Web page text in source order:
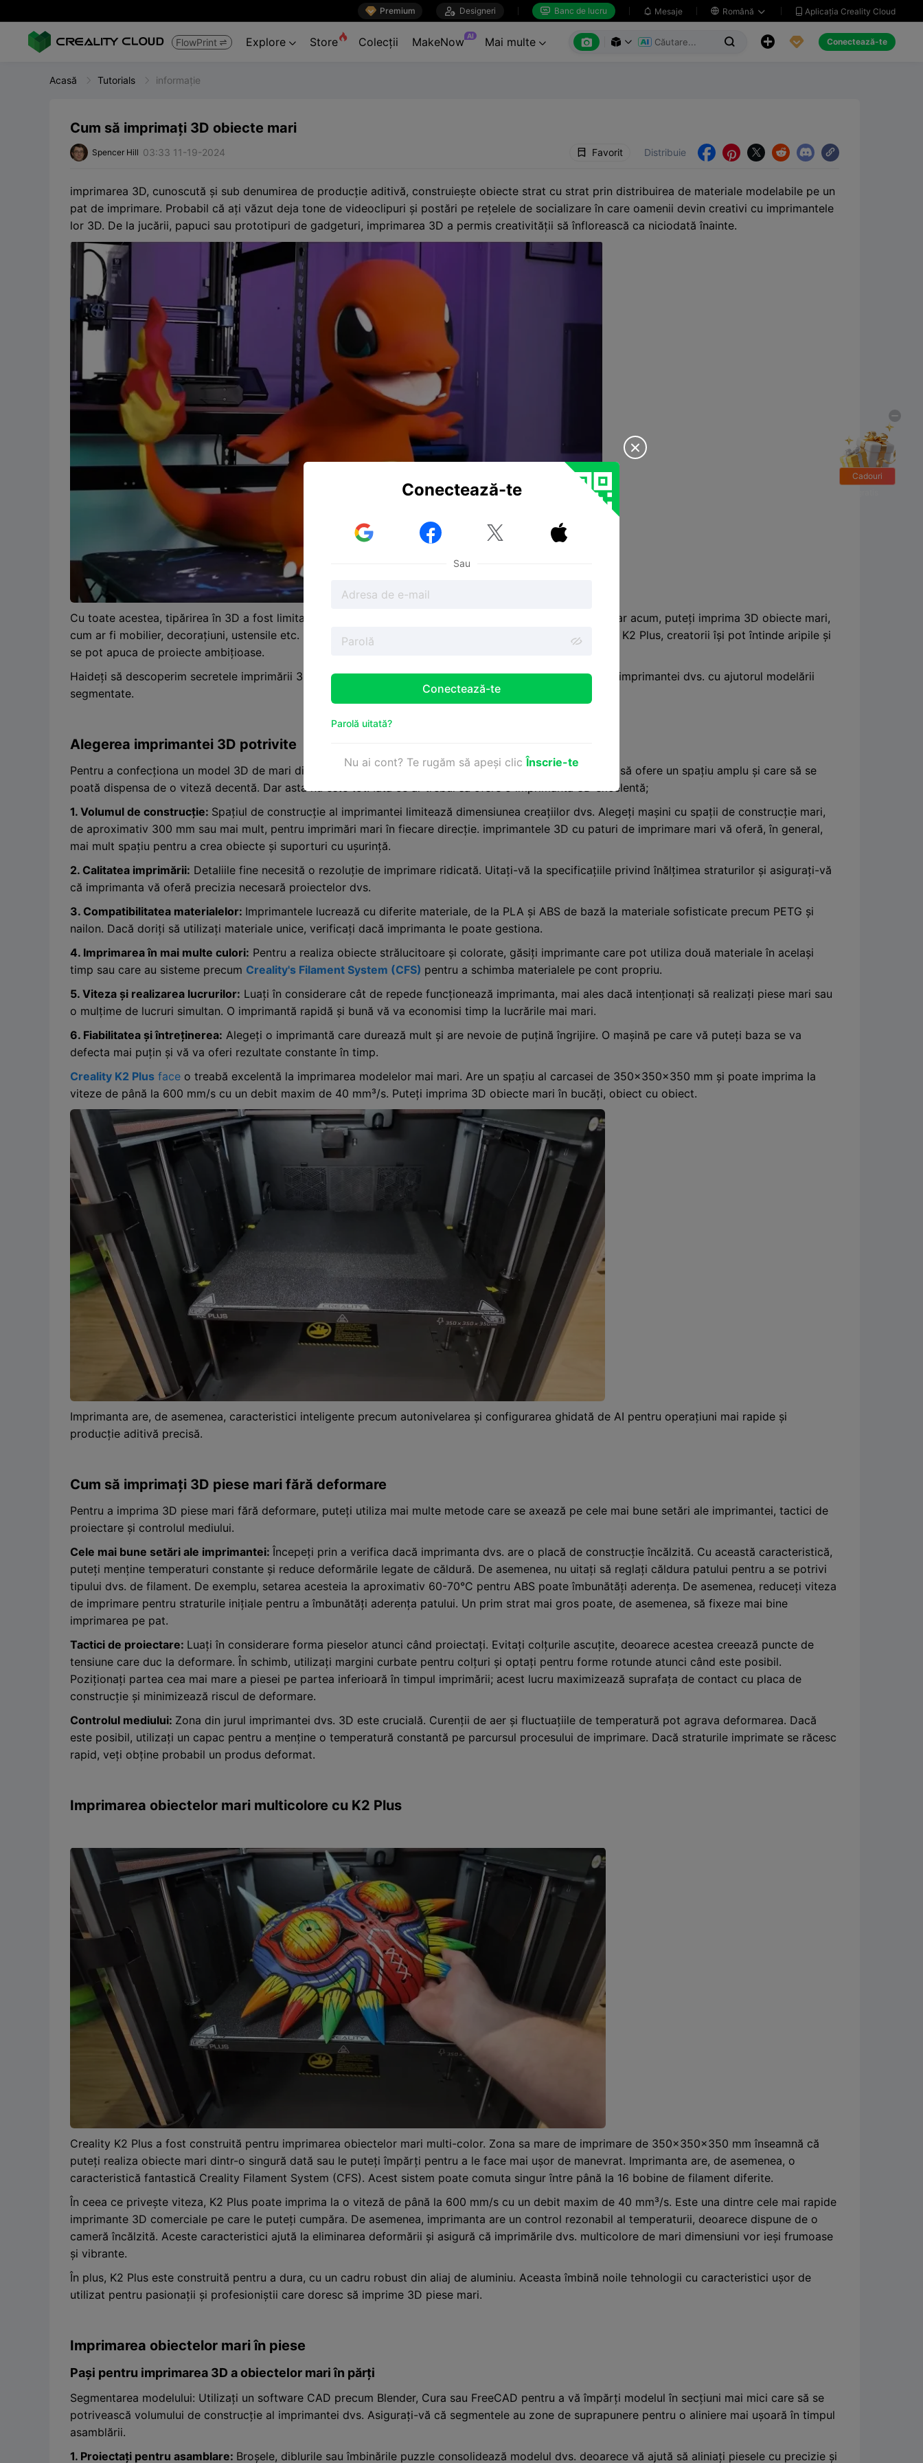
 Premium  Designeri  Banc de lucru  Mesaje  Română   Aplicația Creality Cloud
FlowPrint  Explore  Store Colecții MakeNow AI Mai multe        Conectează-te
Acasă Tutorials informație
Cum să imprimați 3D obiecte mari
Spencer Hill 03:33 11-19-2024 Favorit Distribuie     
imprimarea 3D, cunoscută și sub denumirea de producție aditivă, construiește obiecte strat cu strat prin distribuirea de materiale modelabile pe un
pat de imprimare. Probabil că ați văzut deja tone de videoclipuri și postări pe rețelele de socializare în care oamenii devin creativi cu imprimantele
lor 3D. De la jucării, papuci sau prototipuri de gadgeturi, imprimarea 3D a permis creativității să înflorească ca niciodată înainte.
Cu toate acestea, tipărirea în 3D a fost limitată la obiecte mici pentru o perioadă foarte lungă de timp. Dar acum, puteți imprima 3D obiecte mari,
cum ar fi mobilier, decorațiuni, ustensile etc. De când au început să sosească imprimante precum Creality K2 Plus, creatorii își pot întinde aripile și
se pot apuca de proiecte ambițioase.
Haideți să descoperim secretele imprimării 3D a pieselor mari și cum să folosim cel mai bine capacitățile imprimantei dvs. cu ajutorul modelării
segmentate.
Alegerea imprimantei 3D potrivite
Pentru a confecționa un model 3D de mari dimensiuni, este evident că aveți nevoie de o imprimantă care să ofere un spațiu amplu și care să se
poată dispensa de o viteză decentă. Dar asta nu este tot. Iată ce ar trebui să ofere o imprimantă 3D excelentă;
1. Volumul de construcție: Spațiul de construcție al imprimantei limitează dimensiunea creațiilor dvs. Alegeți mașini cu spații de construcție mari,
de aproximativ 300 mm sau mai mult, pentru imprimări mari în fiecare direcție. imprimantele 3D cu paturi de imprimare mari vă oferă, în general,
mai mult spațiu pentru a crea obiecte și suporturi cu ușurință.
2. Calitatea imprimării: Detaliile fine necesită o rezoluție de imprimare ridicată. Uitați-vă la specificațiile privind înălțimea straturilor și asigurați-vă
că imprimanta vă oferă precizia necesară proiectelor dvs.
3. Compatibilitatea materialelor: Imprimantele lucrează cu diferite materiale, de la PLA și ABS de bază la materiale sofisticate precum PETG și
nailon. Dacă doriți să utilizați materiale unice, verificați dacă imprimanta le poate gestiona.
4. Imprimarea în mai multe culori: Pentru a realiza obiecte strălucitoare și colorate, găsiți imprimante care pot utiliza două materiale în același
timp sau care au sisteme precum Creality's Filament System (CFS) pentru a schimba materialele pe cont propriu.
5. Viteza și realizarea lucrurilor: Luați în considerare cât de repede funcționează imprimanta, mai ales dacă intenționați să realizați piese mari sau
o mulțime de lucruri simultan. O imprimantă rapidă și bună vă va economisi timp la lucrările mai mari.
6. Fiabilitatea și întreținerea: Alegeți o imprimantă care durează mult și are nevoie de puțină îngrijire. O mașină pe care vă puteți baza se va
defecta mai puțin și vă va oferi rezultate constante în timp.
Creality K2 Plus face o treabă excelentă la imprimarea modelelor mai mari. Are un spațiu al carcasei de 350x350x350 mm și poate imprima la
viteze de până la 600 mm/s cu un debit maxim de 40 mm³/s. Puteți imprima 3D obiecte mari în bucăți, obiect cu obiect.
Imprimanta are, de asemenea, caracteristici inteligente precum autonivelarea și configurarea ghidată de AI pentru operațiuni mai rapide și
producție aditivă precisă.
Cum să imprimați 3D piese mari fără deformare
Pentru a imprima 3D piese mari fără deformare, puteți utiliza mai multe metode care se axează pe cele mai bune setări ale imprimantei, tactici de
proiectare și controlul mediului.
Cele mai bune setări ale imprimantei: Începeți prin a verifica dacă imprimanta dvs. are o placă de construcție încălzită. Cu această caracteristică,
puteți menține temperaturi constante și reduce deformările legate de căldură. De asemenea, nu uitați să reglați căldura patului pentru a se potrivi
tipului dvs. de filament. De exemplu, setarea acesteia la aproximativ 60-70°C pentru ABS poate îmbunătăți aderența. De asemenea, reduceți viteza
de imprimare pentru straturile inițiale pentru a îmbunătăți aderența patului. Un prim strat mai gros poate, de asemenea, să fixeze mai bine
imprimarea pe pat.
Tactici de proiectare: Luați în considerare forma pieselor atunci când proiectați. Evitați colțurile ascuțite, deoarece acestea creează puncte de
tensiune care duc la deformare. În schimb, utilizați margini curbate pentru colțuri și optați pentru forme rotunde atunci când este posibil.
Poziționați partea cea mai mare a piesei pe partea inferioară în timpul imprimării; acest lucru maximizează suprafața de contact cu placa de
construcție și minimizează riscul de deformare.
Controlul mediului: Zona din jurul imprimantei dvs. 3D este crucială. Curenții de aer și fluctuațiile de temperatură pot agrava deformarea. Dacă
este posibil, utilizați un capac pentru a menține o temperatură constantă pe parcursul procesului de imprimare. Dacă straturile imprimate se răcesc
rapid, veți obține probabil un produs deformat.
Imprimarea obiectelor mari multicolore cu K2 Plus
Creality K2 Plus a fost construită pentru imprimarea obiectelor mari multi-color. Zona sa mare de imprimare de 350×350×350 mm înseamnă că
puteți realiza obiecte mari dintr-o singură dată sau le puteți împărți pentru a le face mai ușor de manevrat. Imprimanta are, de asemenea, o
caracteristică fantastică Creality Filament System (CFS). Acest sistem poate comuta singur între până la 16 bobine de filament diferite.
În ceea ce privește viteza, K2 Plus poate imprima la o viteză de până la 600 mm/s cu un debit maxim de 40 mm³/s. Este una dintre cele mai rapide
imprimante 3D comerciale pe care le puteți cumpăra. De asemenea, imprimanta are un control rezonabil al temperaturii, deoarece dispune de o
cameră încălzită. Aceste caracteristici ajută la eliminarea deformării și asigură că imprimările dvs. multicolore de mari dimensiuni vor ieși frumoase
și vibrante.
În plus, K2 Plus este construită pentru a dura, cu un cadru robust din aliaj de aluminiu. Aceasta îmbină noile tehnologii cu caracteristici ușor de
utilizat pentru pasionații și profesioniștii care doresc să imprime 3D piese mari.
Imprimarea obiectelor mari în piese
Pași pentru imprimarea 3D a obiectelor mari în părți
Segmentarea modelului: Utilizați un software CAD precum Blender, Cura sau FreeCAD pentru a vă împărți modelul în secțiuni mai mici care să se
potrivească volumului de construcție al imprimantei dvs. Asigurați-vă că segmentele au zone de suprapunere pentru o aliniere mai ușoară în timpul
asamblării.
1. Proiectați pentru asamblare: Broșele, diblurile sau îmbinările puzzle consolidează modelul dvs. deoarece vă ajută să aliniați piesele cu precizie și
Cadouri

Conectează-te
  
Sau
Conectează-te
Parolă uitată?
Nu ai cont? Te rugăm să apeși clicÎnscrie-te